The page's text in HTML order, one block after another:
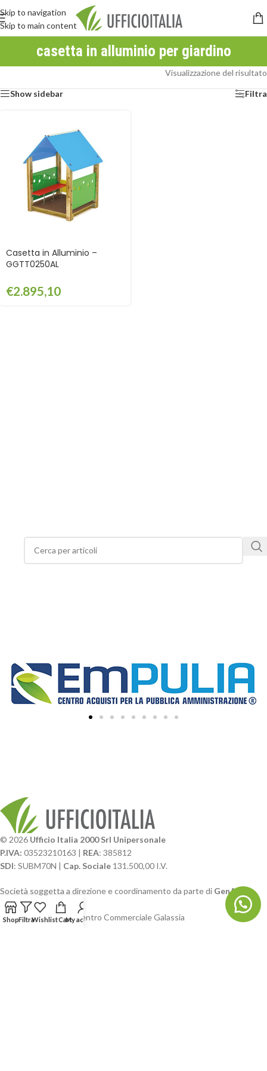
Skip to navigation
Skip to main content
casetta in alluminio per giardino
Visualizzazione del risultato
Show sidebar Filtra
Casetta in Alluminio –
GGTT0250AL
€2.895,10
© 2026 Ufficio Italia 2000 Srl Unipersonale
P.IVA: 03523210163 | REA: 385812
SDI: SUBM70N | Cap. Sociale 131.500,00 I.V.
Società soggetta a direzione e coordinamento da parte di GenALFA
Holding srl
Via A. Ponti n. 4 – Centro Commerciale Galassia
ShopFiltraWishlistCartMy account